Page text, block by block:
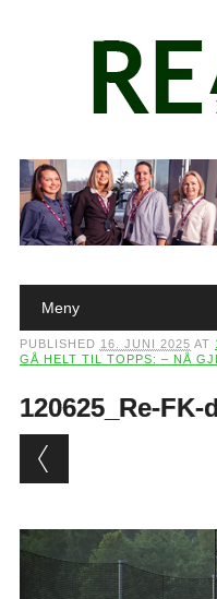
Main menu
Meny
PUBLISHED 16. JUNI 2025 AT
GÅ HELT TIL TOPPS: – NÅ
120625_Re-FK-